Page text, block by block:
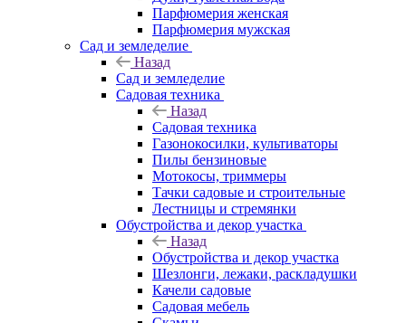
Парфюмерия женская
Парфюмерия мужская
Сад и земледелие
Назад
Сад и земледелие
Садовая техника
Назад
Садовая техника
Газонокосилки, культиваторы
Пилы бензиновые
Мотокосы, триммеры
Тачки садовые и строительные
Лестницы и стремянки
Обустройства и декор участка
Назад
Обустройства и декор участка
Шезлонги, лежаки, раскладушки
Качели садовые
Садовая мебель